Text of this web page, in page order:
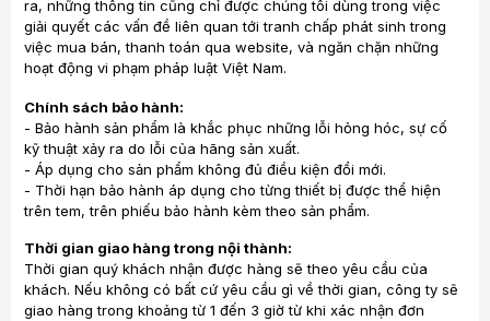
Kiểu dáng, thiết kế
Loa Klipsch sở hữu kiểu dáng nhỏ gọn, dễ dàng mang
đi mọi nơi.
Bên ngoài loa được bao phủ lớp cao su, chống trầy
xước và trơn trượt. Mặt trước của loa và hai bên được
bao phủ bởi lớp lưới chắn giúp bảo vệ link kiện thiết bị
bên trong được tốt. Đồng thời cũng tạo ngoại hình
cho chiếcloa Klipsch được sang trọng hơn.
ra, những thông tin cũng chỉ được chúng tôi dùng trong việc
giải quyết các vấn đề liên quan tới tranh chấp phát sinh trong
việc mua bán, thanh toán qua website, và ngăn chặn những
hoạt động vi phạm pháp luật Việt Nam.
Chính sách bảo hành:
- Bảo hành sản phẩm là khắc phục những lỗi hỏng hóc, sự cố
kỹ thuật xảy ra do lỗi của hãng sản xuất.
- Áp dụng cho sản phẩm không đủ điều kiện đổi mới.
- Thời hạn bảo hành áp dụng cho từng thiết bị được thể hiện
trên tem, trên phiếu bảo hành kèm theo sản phẩm.
Thời gian giao hàng trong nội thành:
Thời gian quý khách nhận được hàng sẽ theo yêu cầu của
khách. Nếu không có bất cứ yêu cầu gì về thời gian, công ty sẽ
giao hàng trong khoảng từ 1 đến 3 giờ từ khi xác nhận đơn